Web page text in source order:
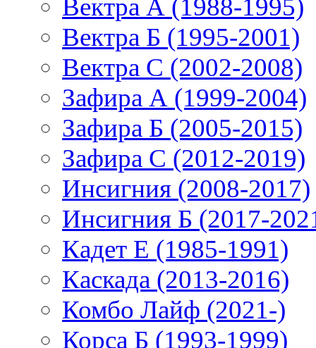
Вектра А (1988-1995)
Вектра Б (1995-2001)
Вектра С (2002-2008)
Зафира А (1999-2004)
Зафира Б (2005-2015)
Зафира С (2012-2019)
Инсигния (2008-2017)
Инсигния Б (2017-
Кадет Е (1985-1991)
Каскада (2013-2016)
Комбо Лайф (2021-)
Корса Б (1993-1999)